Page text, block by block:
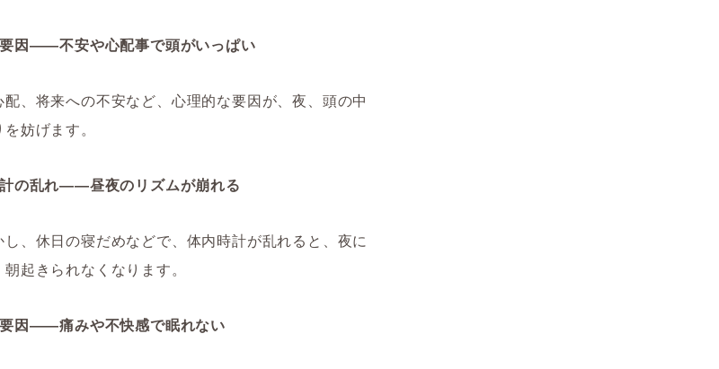
因――不安や心配事で頭がいっぱい
、将来への不安など、心理的な要因が、夜、頭の中
妨げます。
の乱れ――昼夜のリズムが崩れる
、休日の寝だめなどで、体内時計が乱れると、夜に
起きられなくなります。
因――痛みや不快感で眠れない